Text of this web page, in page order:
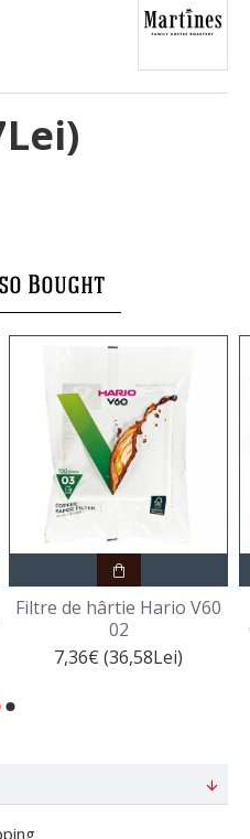
Bought
Filtre de hârtie Hario V60
02
7,36€ (36,58Lei)